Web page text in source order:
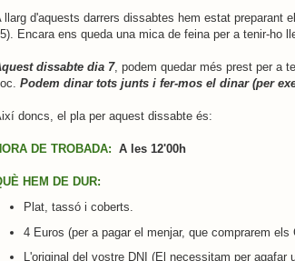
llarg d'aquests darrers dissabtes hem estat preparant
Encara ens queda una mica de feina per a tenir-ho
dissabte dia 7, podem quedar més prest per a
Podem dinar tots junts i fer-mos el dinar (per
doncs, el pla per aquest dissabte és:
DE TROBADA: A les 12'00h
HEM DE DUR:
Plat, tassó i coberts.
4 Euros (per a pagar el menjar, que comprarem els
L'original del vostre DNI (El necessitam per agafar